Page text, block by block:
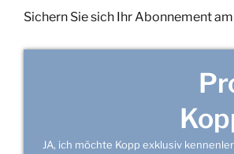
Sichern Sie sich Ihr Abonnement
JA, ich möchte Kopp exklusiv